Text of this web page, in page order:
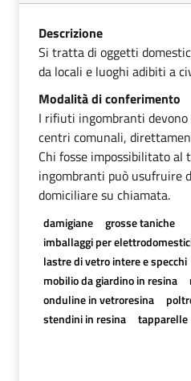
Descrizione
Si tratta di oggetti
da locali e luoghi adibiti a
Modalità di conferimento
I rifiuti ingombranti
centri comunali,
Chi fosse impossibilitato al
ingombranti può usufruire
domiciliare su chiamata.
damigiane
grosse taniche
imballaggi per
lastre di vetro intere e specchi
mobilio da giardino in resina
onduline in vetroresina
stendini in resina
tapparelle